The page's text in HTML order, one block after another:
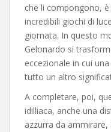
che li compongono,
incredibili giochi di
giornata. In questo
Gelonardo si
eccezionale in cui
tutto un altro
A completare, poi,
idilliaca, anche una
azzurra da